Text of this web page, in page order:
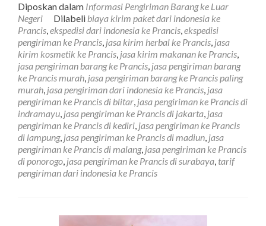
about
Jasa
Ekspor
Barang
Ke
Negara
Prancis
di
Tangerang
Diposkan dalam Informasi Pengiriman Barang ke Luar
Negeri
Dilabeli biaya kirim paket dari indonesia ke
Prancis,ekspedisi dari indonesia ke Prancis,ekspedisi
pengiriman ke Prancis, jasa kirim herbal ke Prancis, jasa
kirim kosmetik ke Prancis, jasa kirim makanan ke Prancis,
jasa pengiriman barang ke Prancis, jasa pengiriman barang
ke Prancis murah, jasa pengiriman barang ke Prancis paling
murah, jasa pengiriman dari indonesia ke Prancis, jasa
pengiriman ke Prancis di blitar, jasa pengiriman ke Prancis di
indramayu, jasa pengiriman ke Prancis di jakarta, jasa
pengiriman ke Prancis di kediri, jasa pengiriman ke Prancis
di lampung, jasa pengiriman ke Prancis di madiun, jasa
pengiriman ke Prancis di malang, jasa pengiriman ke Prancis
di ponorogo, jasa pengiriman ke Prancis di surabaya, tarif
pengiriman dari indonesia ke Prancis